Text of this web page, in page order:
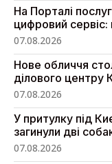
На Порталі
цифровий
07.08.2026
Нове обличчя
ділового центру
07.08.2026
У притулку під
загинули дві
07.08.2026